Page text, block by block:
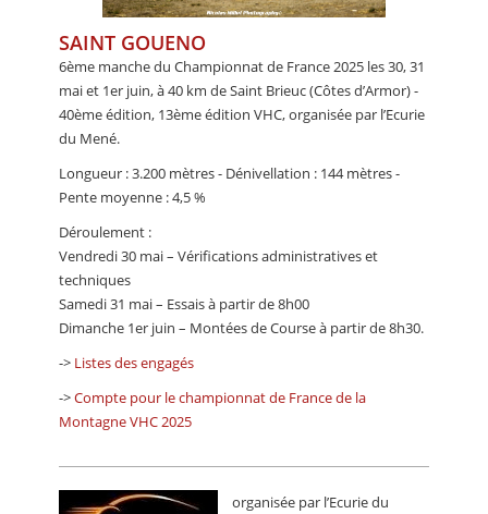
SAINT GOUENO
6ème manche du Championnat de France 2025 les 30, 31
mai et 1er juin, à 40 km de Saint Brieuc (Côtes d’Armor) -
40ème édition, 13ème édition VHC, organisée par l’Ecurie
du Mené.
Longueur : 3.200 mètres - Dénivellation : 144 mètres -
Pente moyenne : 4,5 %
Déroulement :
Vendredi 30 mai – Vérifications administratives et
techniques
Samedi 31 mai – Essais à partir de 8h00
Dimanche 1er juin – Montées de Course à partir de 8h30.
-> Listes des engagés
->Compte pour le championnat de France de la
Montagne VHC 2025
organisée par l’Ecurie du